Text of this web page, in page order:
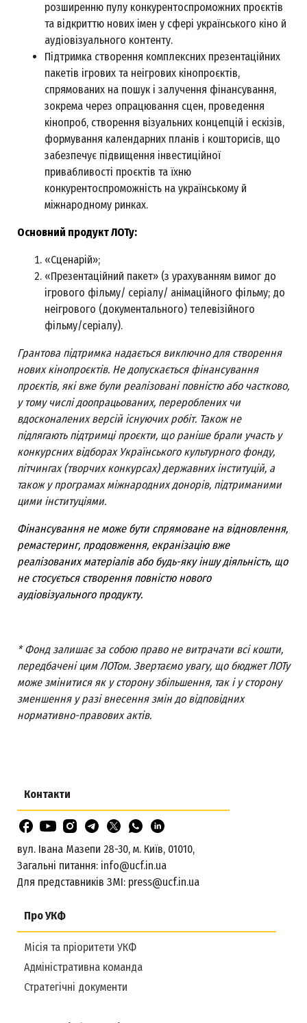
розширенню пулу конкурентоспроможних проєктів
та відкриттю нових імен у сфері українського кіно й
аудіовізуального контенту.
Підтримка створення комплексних презентаційних
пакетів ігрових та неігрових кінопроєктів,
спрямованих на пошук і залучення фінансування,
зокрема через опрацювання сцен, проведення
кінопроб, створення візуальних концепцій і ескізів,
формування календарних планів і кошторисів, що
забезпечує підвищення інвестиційної
привабливості проєктів та їхню
конкурентоспроможність на українському й
міжнародному ринках.
Основний продукт ЛОТу:
«Сценарій»;
«Презентаційний пакет» (з урахуванням вимог до
ігрового фільму/ серіалу/ анімаційного фільму; до
неігрового (документального) телевізійного
фільму/серіалу).
Грантова підтримка надається виключно для створення
нових кінопроєктів. Не допускається фінансування
проєктів, які вже були реалізовані повністю або частково,
у тому числі доопрацьованих, перероблених чи
вдосконалених версій існуючих робіт. Також не
підлягають підтримці проєкти, що раніше брали участь у
конкурсних відборах Українського культурного фонду,
пітчингах (творчих конкурсах) державних інституцій, а
також у програмах міжнародних донорів, підтриманими
цими інституціями.
Фінансування не може бути спрямоване на відновлення,
ремастеринг, продовження, екранізацію вже
реалізованих матеріалів або будь-яку іншу діяльність, що
не стосується створення повністю нового
аудіовізуального продукту.
* Фонд залишає за собою право не витрачати всі кошти,
передбачені цим ЛОТом. Звертаємо увагу, що бюджет ЛОТу
може змінитися як у сторону збільшення, так і у сторону
зменшення у разі внесення змін до відповідних
нормативно-правових актів.
Про УКФ
Місія та пріоритети УКФ
Адміністративна команда
Стратегічні документи
Контакти
вул. Івана Мазепи 28-30, м. Київ, 01010,
Загальні питання: info@ucf.in.ua
Для представників ЗМІ: press@ucf.in.ua